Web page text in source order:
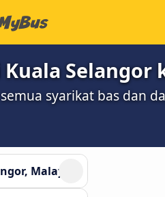
Kuala Selangor
syarikat bas dan